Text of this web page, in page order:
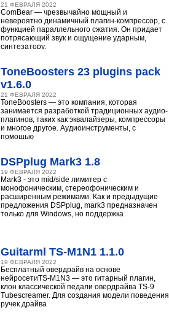
21 ФЕВРАЛЯ 2022
ComBear — чрезвычайно мощный и
невероятно динамичный плагин-компрессор, с
функцией параллельного сжатия. Он придает
потрясающий звук и ощущение ударным,
синтезатору,
ToneBoosters 23 plugins pack
v1.6.0
21 ФЕВРАЛЯ 2022
ToneBoosters — это компания, которая
занимается разработкой традиционных аудио-
плагинов, таких как эквалайзеры, компрессоры
и многое другое. Аудиоинструменты, с
помощью
DSPplug Mark3 1.8
19 ФЕВРАЛЯ 2022
Mark3 - это mid/side лимитер с
монофоническим, стереофоническим и
расширенным режимами. Как и предыдущие
предложения DSPplug, mark3 предназначен
только для Windows, но поддержка
Guitarml TS-M1N1 1.1.0
19 ФЕВРАЛЯ 2022
Бесплатный овердрайв на основе
нейросетиTS-M1N3 — это гитарный плагин,
клон классической педали овердрайва TS-9
Tubescreamer. Для создания модели поведения
ручек драйва